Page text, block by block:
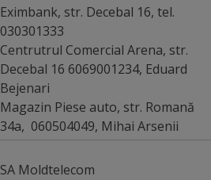
Eximbank, str. Decebal 16, tel.
030301333
Centrutrul Comercial Arena, str.
Decebal 16 6069001234, Eduard
Bejenari
Magazin Piese auto, str. Romană
34a, 060504049, Mihai Arsenii
SA Moldtelecom